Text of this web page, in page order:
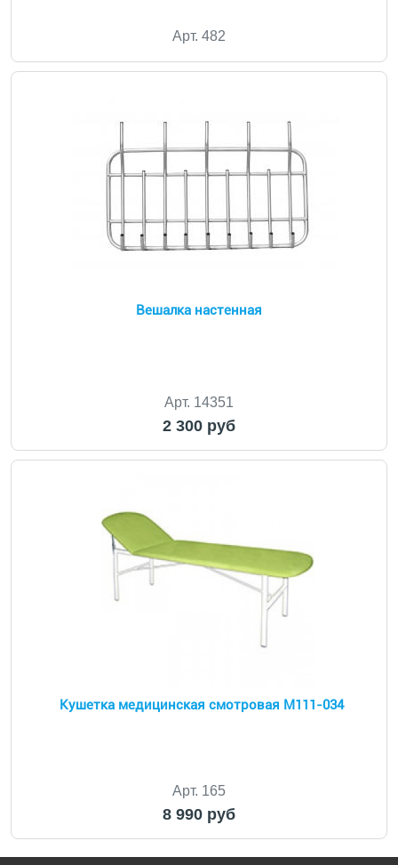
Арт. 482
Вешалка настенная
Арт. 14351
2 300 руб
Кушетка медицинская смотровая М111-034
Арт. 165
8 990 руб